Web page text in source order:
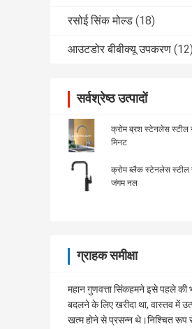
रसोई सिंक मोल्ड (18)
आउटडोर बीबीक्यू उपकरण (12)
सर्वश्रेष्ठ उत्पादों
क्रोम ब्रश स्टेनलेस
मिनट
क्रोम ब्लैक स्टेनलेस स्टील
जंगम नल
ग्राहक समीक्षा
महान गुणवत्ता सिंकहमने इसे पहले की
बदलने के लिए खरीदा था, वास्तव में
खत्म होने से प्रसन्न थे।निश्चित रूप